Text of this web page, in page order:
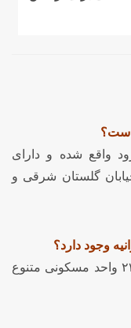
واقع شده و دارای
گلستان شرقی و
برج ساحلی زعفرانیه دارای ۱۲ طبقه و ۲۳ واحد مسکونی متنوع